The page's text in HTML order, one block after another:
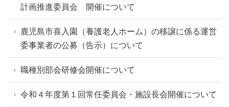
計画推進委員会 開催について
鹿児島市喜入園（養護老人ホーム）の移譲に係る運営
委事業者の公募（告示）について
職種別部会研修会開催について
令和４年度第１回常任委員会・施設長会開催について